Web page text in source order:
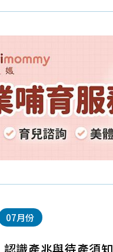
07月份
認識產兆與待產須知